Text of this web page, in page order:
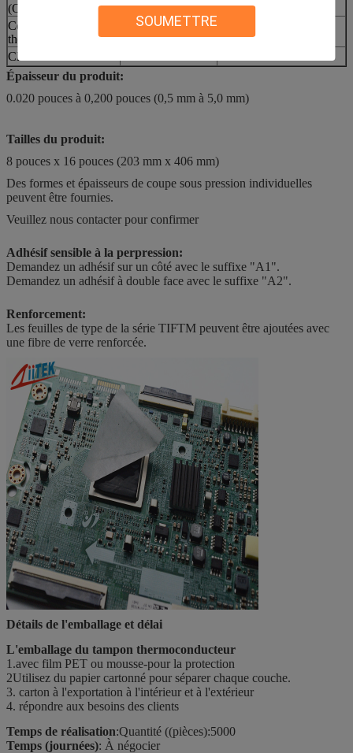
SOUMETTRE
(Ohm-cm)
mètre
machines à coudre
Conductivité
thermique
3.0 W/m-K
traitement de l'air
Classification au feu
Épaisseur du produit:
0.020 pouces à 0,200 pouces (0,5 mm à 5,0 mm)
Tailles du produit:
8 pouces x 16 pouces (203 mm x 406 mm)
Des formes et épaisseurs de coupe sous pression individuelles
peuvent être fournies.
Veuillez nous contacter pour confirmer
Adhésif sensible à la perpression:
Demandez un adhésif sur un côté avec le suffixe "A1".
Demandez un adhésif à double face avec le suffixe "A2".
Renforcement:
Les feuilles de type de la série TIFTM peuvent être ajoutées avec
une fibre de verre renforcée.
Détails de l'emballage et délai
L'emballage du tampon thermoconducteur
1.avec film PET ou mousse-pour la protection
2Utilisez du papier cartonné pour séparer chaque couche.
3. carton à l'exportation à l'intérieur et à l'extérieur
4. répondre aux besoins des clients
Temps de réalisation:Quantité ((pièces):5000
Temps (journées): À négocier